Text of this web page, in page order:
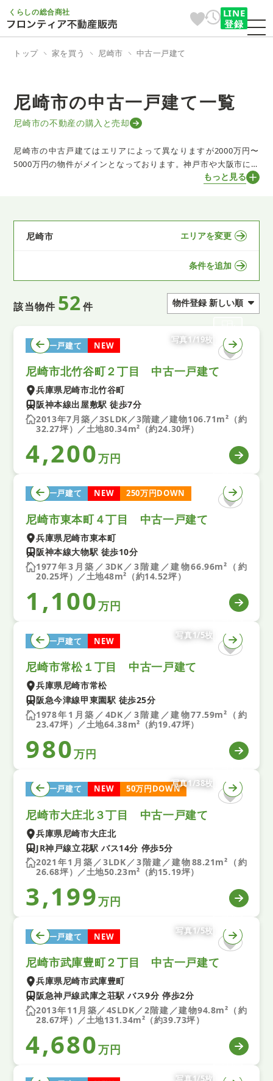
くらしの総合商社
LINE
登録
トップ 家を買う 尼崎市 中古一戸建て
尼崎市の中古一戸建て一覧
尼崎市の不動産の購入と売却
尼崎市の中古戸建てはエリアによって異なりますが2000万円〜
5000万円の物件がメインとなっております。神戸市や大阪市にも
アクセスの良い立地です。エリアは阪急沿線、JR沿線、阪神沿線
く、やや高額帯のエリアになります。JR沿線、阪神沿線エリアは
住宅以外にも、商業施設や工場などが混在しており、利便性の高
いエリアとなっております。２階建も３階建も混在しているため
生活や家庭に合わせて多種多様な物件が選んでいただけます。
もっと見る
尼崎市 エリアを変更
条件を追加
該当物件 52 件
中古一戸建て NEW
写真1/19枚
尼崎市北竹谷町２丁目 中古一戸建て
兵庫県尼崎市北竹谷町
阪神本線出屋敷駅 徒歩7分
2013年7月築／3SLDK／3階建／建物106.71m²（約
32.27坪）／土地80.34m²（約24.30坪）
4,200万円
中古一戸建て NEW 250万円DOWN
尼崎市東本町４丁目 中古一戸建て
兵庫県尼崎市東本町
阪神本線大物駅 徒歩10分
1977年3月築／3DK／3階建／建物66.96m²（約
20.25坪）／土地48m²（約14.52坪）
1,100万円
中古一戸建て NEW
写真1/5枚
尼崎市常松１丁目 中古一戸建て
兵庫県尼崎市常松
阪急今津線甲東園駅 徒歩25分
1978年1月築／4DK／3階建／建物77.59m²（約
23.47坪）／土地64.38m²（約19.47坪）
980万円
中古一戸建て NEW 50万円DOWN
写真1/38枚
尼崎市大庄北３丁目 中古一戸建て
兵庫県尼崎市大庄北
JR神戸線立花駅 バス14分 停歩5分
2021年1月築／3LDK／3階建／建物88.21m²（約
26.68坪）／土地50.23m²（約15.19坪）
3,199万円
中古一戸建て NEW
写真1/5枚
尼崎市武庫豊町２丁目 中古一戸建て
兵庫県尼崎市武庫豊町
阪急神戸線武庫之荘駅 バス9分 停歩2分
2013年11月築／4SLDK／2階建／建物94.8m²（約
28.67坪）／土地131.34m²（約39.73坪）
4,680万円
写真1/5枚